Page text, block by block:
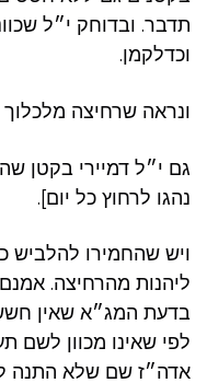
תדבר. ובדוחק י״ל
וכדלקמן.
ונראה שרחיצה מלכלוך
גם י״ל דמיירי בקטן
נהגו לרחוץ כל יום].
ויש שהחמירו להלביש
ליהנות מהרחיצה.
בדעת המג״א שאין
לפי שאינו מכוון לשם
אדה״ז שם שלא התנה